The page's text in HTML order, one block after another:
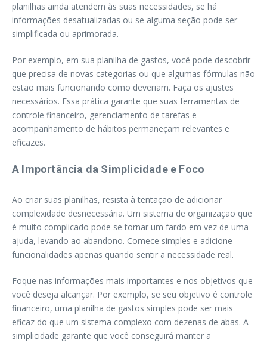
planilhas ainda atendem às suas necessidades, se há
informações desatualizadas ou se alguma seção pode ser
simplificada ou aprimorada.
Por exemplo, em sua planilha de gastos, você pode descobrir
que precisa de novas categorias ou que algumas fórmulas não
estão mais funcionando como deveriam. Faça os ajustes
necessários. Essa prática garante que suas ferramentas de
controle financeiro, gerenciamento de tarefas e
acompanhamento de hábitos permaneçam relevantes e
eficazes.
A Importância da Simplicidade e Foco
Ao criar suas planilhas, resista à tentação de adicionar
complexidade desnecessária. Um sistema de organização que
é muito complicado pode se tornar um fardo em vez de uma
ajuda, levando ao abandono. Comece simples e adicione
funcionalidades apenas quando sentir a necessidade real.
Foque nas informações mais importantes e nos objetivos que
você deseja alcançar. Por exemplo, se seu objetivo é controle
financeiro, uma planilha de gastos simples pode ser mais
eficaz do que um sistema complexo com dezenas de abas. A
simplicidade garante que você conseguirá manter a